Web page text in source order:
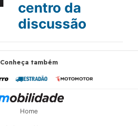
centro da
discussão
Conheça também
Home